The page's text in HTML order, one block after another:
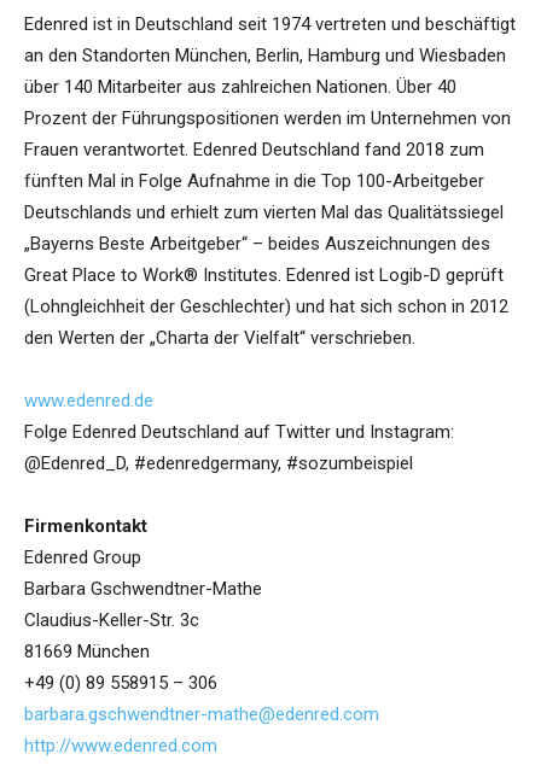
Edenred ist in Deutschland seit 1974 vertreten und beschäftigt
an den Standorten München, Berlin, Hamburg und Wiesbaden
über 140 Mitarbeiter aus zahlreichen Nationen. Über 40
Prozent der Führungspositionen werden im Unternehmen von
Frauen verantwortet. Edenred Deutschland fand 2018 zum
fünften Mal in Folge Aufnahme in die Top 100-Arbeitgeber
Deutschlands und erhielt zum vierten Mal das Qualitätssiegel
„Bayerns Beste Arbeitgeber“ – beides Auszeichnungen des
Great Place to Work® Institutes. Edenred ist Logib-D geprüft
(Lohngleichheit der Geschlechter) und hat sich schon in 2012
den Werten der „Charta der Vielfalt“ verschrieben.
www.edenred.de
Folge Edenred Deutschland auf Twitter und Instagram:
@Edenred_D, #edenredgermany, #sozumbeispiel
Firmenkontakt
Edenred Group
Barbara Gschwendtner-Mathe
Claudius-Keller-Str. 3c
81669 München
+49 (0) 89 558915 – 306
barbara.gschwendtner-mathe@edenred.com
http://www.edenred.com